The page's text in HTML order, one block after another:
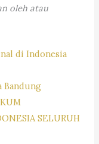
oleh atau
di Indonesia
Bandung
SELURUH